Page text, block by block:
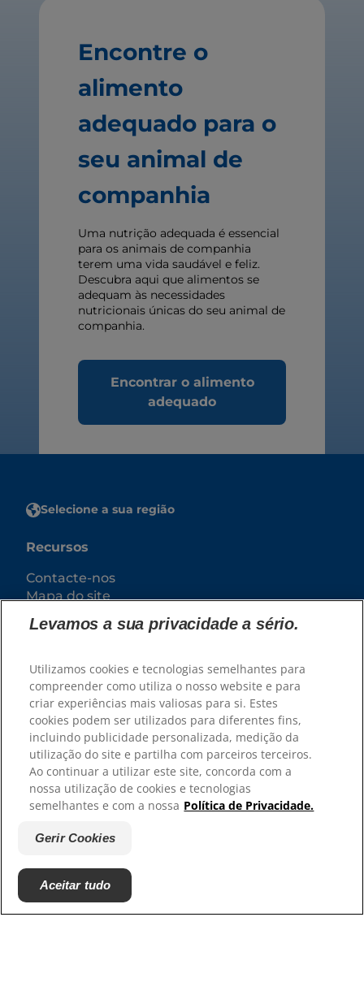
Encontre o
alimento
adequado para o
seu animal de
companhia
Uma nutrição adequada é essencial
para os animais de companhia
terem uma vida saudável e feliz.
Descubra aqui que alimentos se
adequam às necessidades
nutricionais únicas do seu animal de
companhia.
Encontrar o alimento
adequado
Selecione a sua região
Recursos
Contacte-nos
Mapa do site
Hill’s Vet
Trabalhe connosco
Associações com que colaboramos
© 2025 Hill's Pet Nutrition, Inc.
Exceto indicação específica em contrário, a
utilização do símbolo de marca comercial "™" neste
Levamos a sua privacidade a sério.
Utilizamos cookies e tecnologias semelhantes para
compreender como utiliza o nosso website e para
criar experiências mais valiosas para si. Estes
cookies podem ser utilizados para diferentes fins,
incluindo publicidade personalizada, medição da
utilização do site e partilha com parceiros terceiros.
Ao continuar a utilizar este site, concorda com a
nossa utilização de cookies e tecnologias
semelhantes e com a nossa Política de Privacidade.
Gerir Cookies
Aceitar tudo